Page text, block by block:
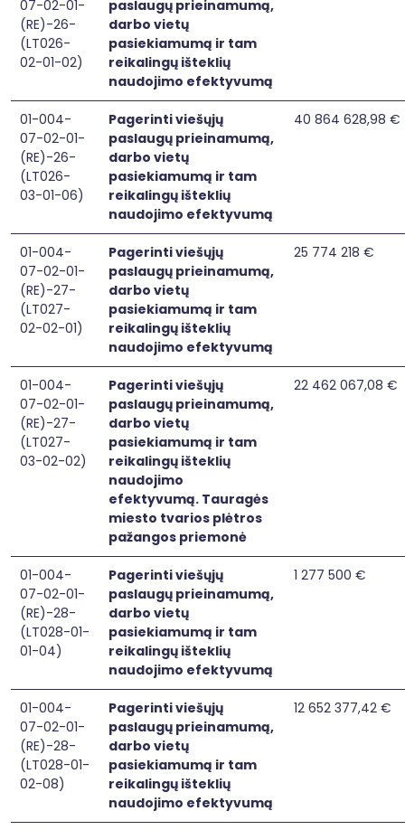
07-02-01-
(RE)-26-
(LT026-
02-01-02)
paslaugų prieinamumą,
darbo vietų
pasiekiamumą ir tam
reikalingų išteklių
naudojimo efektyvumą
01-004-
07-02-01-
(RE)-26-
(LT026-
03-01-06)
Pagerinti viešųjų
paslaugų prieinamumą,
darbo vietų
pasiekiamumą ir tam
reikalingų išteklių
naudojimo efektyvumą
40 864 628,98 €
01-004-
07-02-01-
(RE)-27-
(LT027-
02-02-01)
Pagerinti viešųjų
paslaugų prieinamumą,
darbo vietų
pasiekiamumą ir tam
reikalingų išteklių
naudojimo efektyvumą
25 774 218 €
01-004-
07-02-01-
(RE)-27-
(LT027-
03-02-02)
Pagerinti viešųjų
paslaugų prieinamumą,
darbo vietų
pasiekiamumą ir tam
reikalingų išteklių
naudojimo
efektyvumą. Tauragės
miesto tvarios plėtros
pažangos priemonė
22 462 067,08 €
01-004-
07-02-01-
(RE)-28-
(LT028-01-
01-04)
Pagerinti viešųjų
paslaugų prieinamumą,
darbo vietų
pasiekiamumą ir tam
reikalingų išteklių
naudojimo efektyvumą
1 277 500 €
01-004-
07-02-01-
(RE)-28-
(LT028-01-
02-08)
Pagerinti viešųjų
paslaugų prieinamumą,
darbo vietų
pasiekiamumą ir tam
reikalingų išteklių
naudojimo efektyvumą
12 652 377,42 €